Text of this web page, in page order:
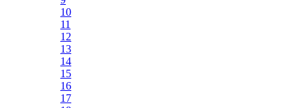
10
11
12
13
14
15
16
17